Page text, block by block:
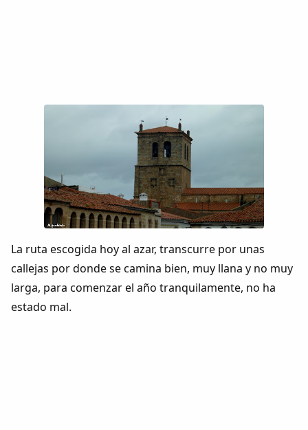
La ruta escogida hoy al azar, transcurre por unas
callejas por donde se camina bien, muy llana y no muy
larga, para comenzar el año tranquilamente, no ha
estado mal.